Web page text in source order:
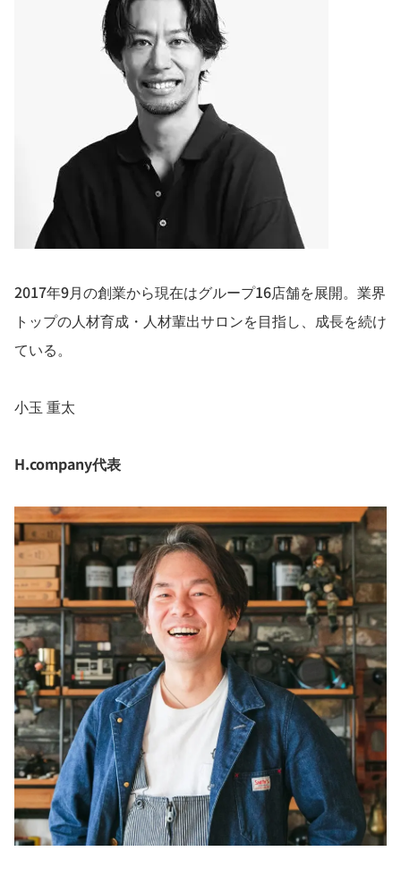
2017年9月の創業から現在はグループ16店舗を展開。業界
トップの人材育成・人材輩出サロンを目指し、成長を続け
ている。
小玉 重太
H.company代表